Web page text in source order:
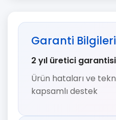
Garanti Bilgileri
2 yıl üretici garantisi
Ürün hataları ve
kapsamlı destek